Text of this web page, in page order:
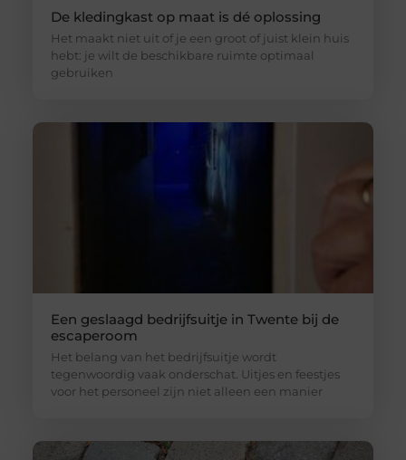
De kledingkast op maat is dé oplossing
Het maakt niet uit of je een groot of juist klein huis
hebt: je wilt de beschikbare ruimte optimaal
gebruiken
Een geslaagd bedrijfsuitje in Twente bij de
escaperoom
Het belang van het bedrijfsuitje wordt
tegenwoordig vaak onderschat. Uitjes en feestjes
voor het personeel zijn niet alleen een manier